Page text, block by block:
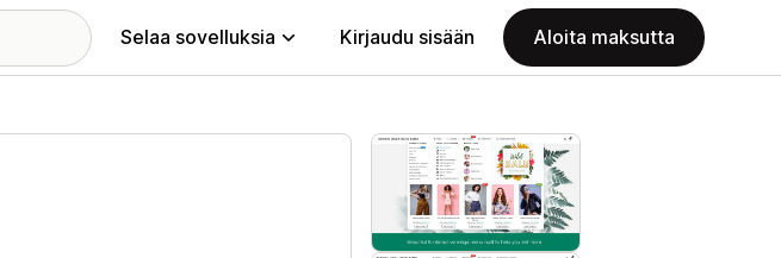
Selaa sovelluksia Kirjaudu sisään Aloita maksutta